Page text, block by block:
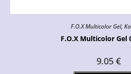
F.O.X Multicolor Gel,
F.O.X Multicolor Gel
9.05 €